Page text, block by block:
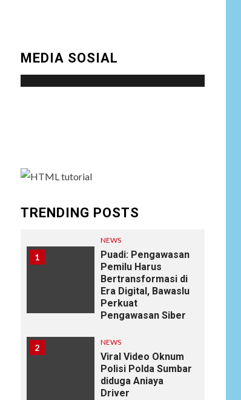
MEDIA SOSIAL
TRENDING POSTS
1
NEWS
Puadi: Pengawasan
Pemilu Harus
Bertransformasi di
Era Digital, Bawaslu
Perkuat
Pengawasan Siber
2 NEWS
Viral Video Oknum
Polisi Polda Sumbar
diduga Aniaya
Driver